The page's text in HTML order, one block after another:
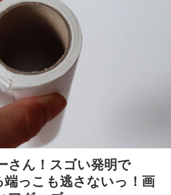
さん！スゴい発明で
っこも逃さないっ！画